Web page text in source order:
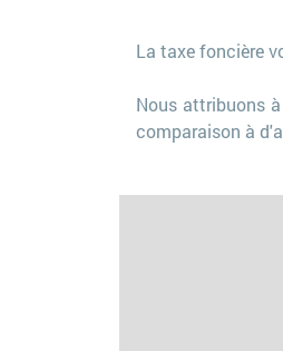
La taxe foncière
Nous attribuons à
comparaison à